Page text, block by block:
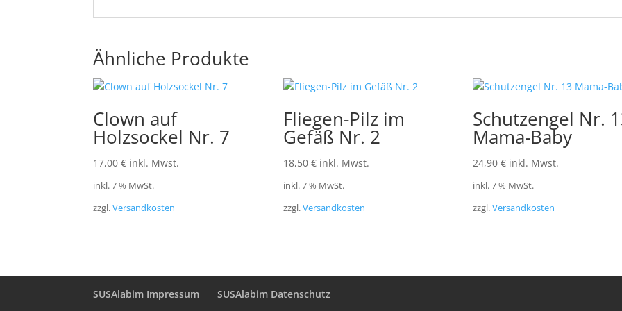
Ähnliche Produkte
Clown auf
Holzsockel Nr. 7
17,00€ inkl. Mwst.
inkl. 7 % MwSt.
zzgl.Versandkosten
Fliegen-Pilz im
Gefäß Nr. 2
18,50 € inkl. Mwst.
inkl. 7 % MwSt.
zzgl.Versandkosten
Schutzengel Nr.
Mama-Baby
24,90€ inkl. Mwst.
inkl. 7 % MwSt.
zzgl.Versandkosten
SUSAlabim Impressum SUSAlabim Datenschutz